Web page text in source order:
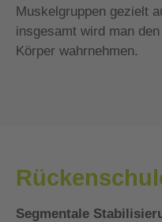
Muskelgruppen gezielt
insgesamt wird man
Körper wahrnehmen.
Segmentale